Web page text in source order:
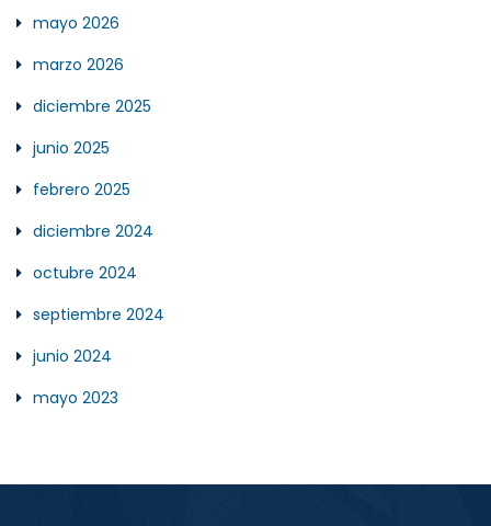
mayo 2026
marzo 2026
diciembre 2025
junio 2025
febrero 2025
diciembre 2024
octubre 2024
septiembre 2024
junio 2024
mayo 2023